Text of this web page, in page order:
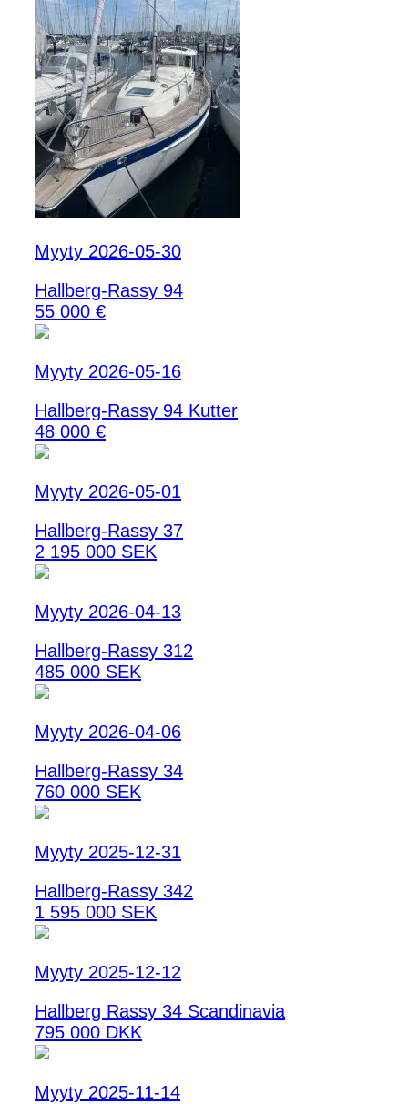
Myyty 2026-05-30
Hallberg-Rassy 94
55 000 €
Myyty 2026-05-16
Hallberg-Rassy 94 Kutter
48 000 €
Myyty 2026-05-01
Hallberg-Rassy 37
2 195 000 SEK
Myyty 2026-04-13
Hallberg-Rassy 312
485 000 SEK
Myyty 2026-04-06
Hallberg-Rassy 34
760 000 SEK
Myyty 2025-12-31
Hallberg-Rassy 342
1 595 000 SEK
Myyty 2025-12-12
Hallberg Rassy 34 Scandinavia
795 000 DKK
Myyty 2025-11-14